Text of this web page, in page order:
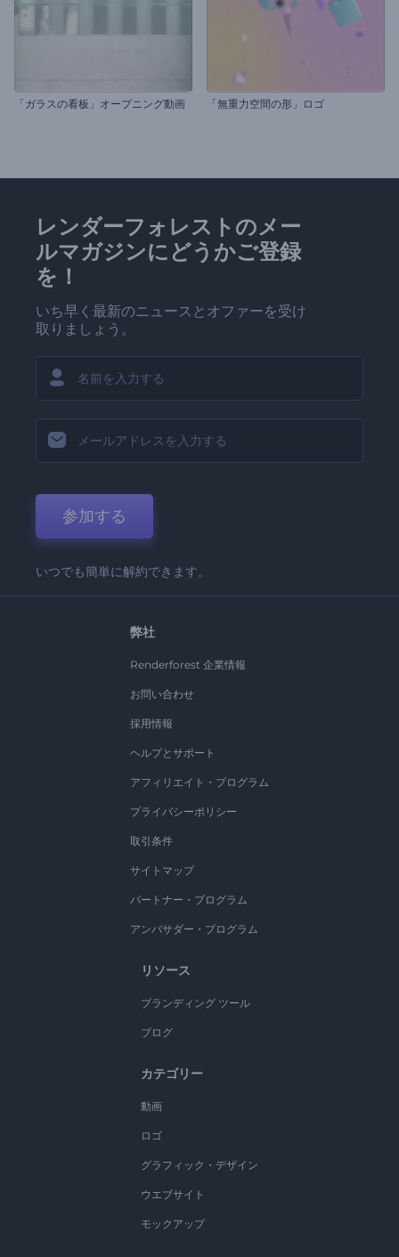
「ガラスの看板」オープニング動画 「無重力空間の形」ロゴ
レンダーフォレストのメー
ルマガジンにどうかご登録
を！
いち早く最新のニュースとオファーを受け
取りましょう。
参加する
いつでも簡単に解約できます。
弊社
Renderforest 企業情報
お問い合わせ
採用情報
ヘルプとサポート
アフィリエイト・プログラム
プライバシーポリシー
取引条件
サイトマップ
パートナー・プログラム
アンバサダー・プログラム
リソース
ブランディング ツール
ブログ
カテゴリー
動画
ロゴ
グラフィック・デザイン
ウエブサイト
モックアップ